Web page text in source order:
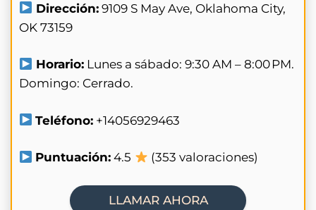
Dirección: 9109 S May Ave, Oklahoma City,
OK 73159
Horario: Lunes a sábado: 9:30 AM – 8:00 PM.
Domingo: Cerrado.
Teléfono: +14056929463
Puntuación: 4.5 (353 valoraciones)
LLAMAR AHORA